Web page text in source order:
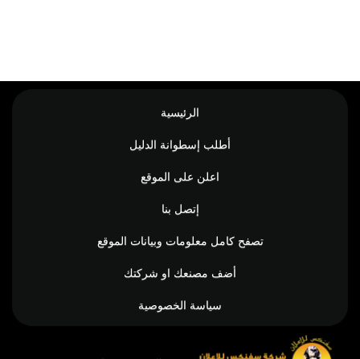
الرئيسية
أطلب إسطوانة الدليل
اعلن على الموقع
إتصل بنا
تصفح كامل معلومات وبيانات الموقع
أضف مصنعك او شركتك
سياسة الخصوصية